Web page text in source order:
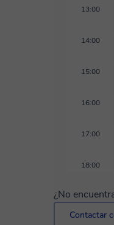
13:00
14:00
15:00
16:00
17:00
18:00
¿No
Contactar